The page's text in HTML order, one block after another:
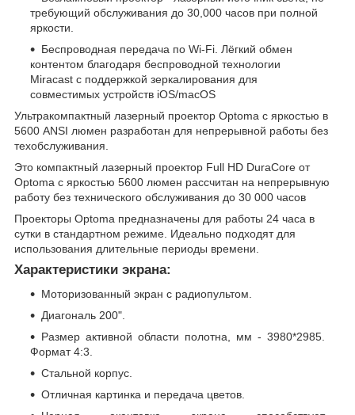
требующий обслуживания до 30,000 часов при полной
яркости.
Беспроводная передача по Wi-Fi. Лёгкий обмен
контентом благодаря беспроводной технологии
Miracast с поддержкой зеркалирования для
совместимых устройств iOS/macOS
Ультракомпактный лазерный проектор Optoma с яркостью в
5600 ANSI люмен разработан для непрерывной работы без
техобслуживания.
Это компактный лазерный проектор Full HD DuraCore от
Optoma с яркостью 5600 люмен рассчитан на непрерывную
работу без технического обслуживания до 30 000 часов
Проекторы Optoma предназначены для работы 24 часа в
сутки в стандартном режиме. Идеально подходят для
использования длительные периоды времени.
Характеристики экрана:
Моторизованный экран с радиопультом.
Диагональ 200".
Размер активной области полотна, мм - 3980*2985.
Формат 4:3.
Стальной корпус.
Отличная картинка и передача цветов.